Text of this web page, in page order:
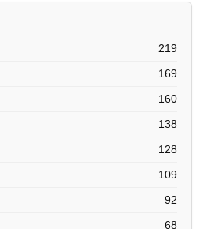
219
169
160
138
128
109
92
68